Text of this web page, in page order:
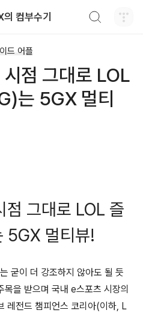
컴부수기
드 어플
점 그대로 LOL
는 5GX 멀티
점 그대로 LOL 즐
5GX 멀티뷰!
굳이 더 강조하지 않아도 될 듯
을 받으며 국내 e스포츠 시장의
레전드 챔피언스 코리아(이하, L